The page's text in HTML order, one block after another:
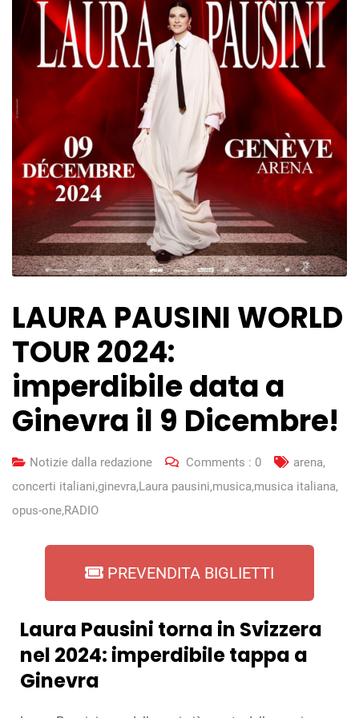
LAURA PAUSINI WORLD
TOUR 2024:
imperdibile data a
Ginevra il 9 Dicembre!
Notizie dalla redazione Comments : 0 arena,
concerti italiani,ginevra,Laura pausini,musica,musica italiana,
opus-one,RADIO
PREVENDITA BIGLIETTI
Laura Pausini torna in Svizzera
nel 2024: imperdibile tappa a
Ginevra